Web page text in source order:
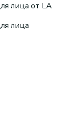
лица от LA
лица